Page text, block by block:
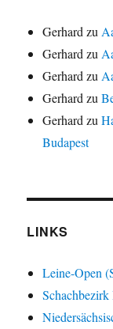
Gerhard zu
Gerhard zu
Gerhard zu
Gerhard zu
Gerhard zu
Budapest
LINKS
Leine-Open